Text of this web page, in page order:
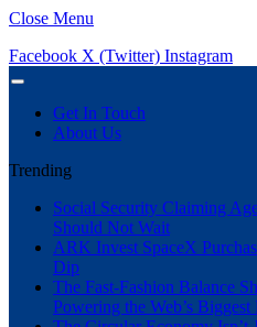
Close Menu
Facebook X (Twitter) Instagram
Get In Touch
About Us
Trending
Social Security Claiming
Should Not Wait
ARK Invest SpaceX
Dip
The Fast-Fashion Balance
Powering the Web’s